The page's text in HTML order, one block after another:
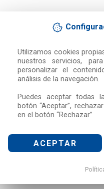
Utilizamos cookies
nuestros servicios,
personalizar el
análisis de la navegación.
Puedes aceptar todas
botón “Aceptar”,
en el botón “Rechazar”
ACEPTAR